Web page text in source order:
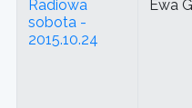
Radiowa
sobota -
2015.10.24
Ewa